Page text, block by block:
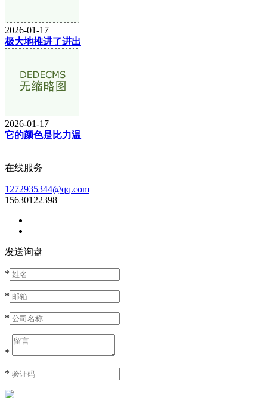
2026-01-17
极大地推进了进出
2026-01-17
它的颜色是比力温
在线服务
1272935344@qq.com
15630122398
发送询盘
*
*
*
*
*